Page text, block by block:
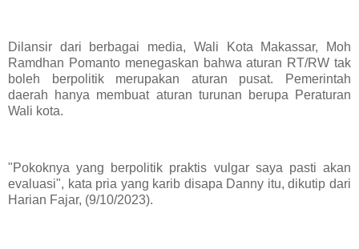
Dilansir dari berbagai media, Wali Kota Makassar, Moh
Ramdhan Pomanto menegaskan bahwa aturan RT/RW tak
boleh berpolitik merupakan aturan pusat. Pemerintah
daerah hanya membuat aturan turunan berupa Peraturan
Wali kota.
"Pokoknya yang berpolitik praktis vulgar saya pasti akan
evaluasi", kata pria yang karib disapa Danny itu, dikutip dari
Harian Fajar, (9/10/2023).